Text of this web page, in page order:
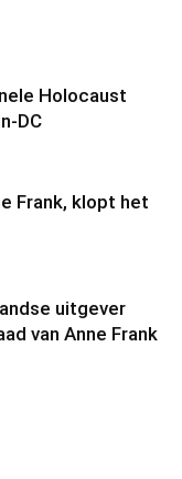
Holocaust
DC
Frank, klopt het
uitgever
van Anne Frank